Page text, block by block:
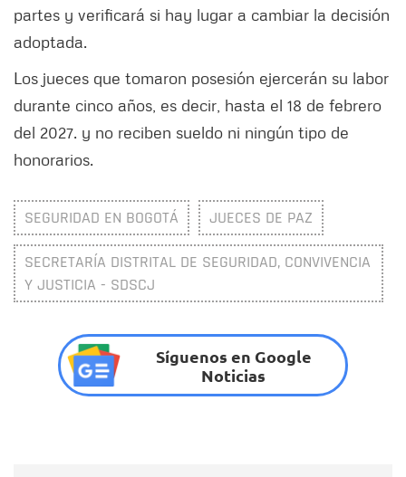
partes y verificará si hay lugar a cambiar la decisión
adoptada.
Los jueces que tomaron posesión ejercerán su labor
durante cinco años, es decir, hasta el 18 de febrero
del 2027. y no reciben sueldo ni ningún tipo de
honorarios.
SEGURIDAD EN BOGOTÁ JUECES DE PAZ
SECRETARÍA DISTRITAL DE SEGURIDAD, CONVIVENCIA
Y JUSTICIA - SDSCJ
Síguenos en Google
Noticias